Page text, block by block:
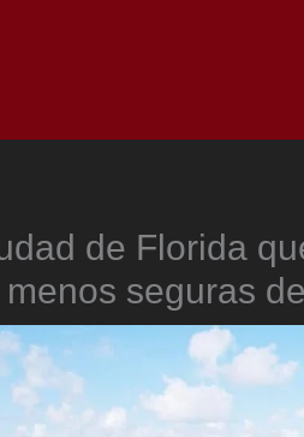
de Florida
menos seguras